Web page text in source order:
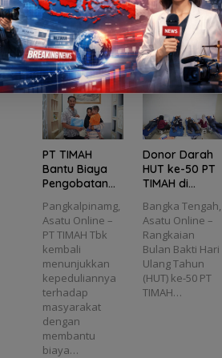
Ringan
kan
Beban
Keluar
ga
PT
TIMAH
Berbag
Kebah
agiaan
dengan
menunjukkan
komitmennya
dalam
mendukung
peningkatan…
PT TIMAH
Bantu Biaya
Pengobatan
Pangkalpinang
, Ringankan
Beban
Keluarga
Pangkalpinamg,
Asatu Online –
PT TIMAH Tbk
kembali
menunjukkan
kepeduliannya
terhadap
masyarakat
dengan
membantu
biaya…
Donor Darah
HUT ke-50 PT
TIMAH di
Tengah
Kumpulkan 55
Kantong
Darah
Bangka Tengah,
Asatu Online –
Rangkaian
Bulan Bakti Hari
Ulang Tahun
(HUT) ke-50 PT
TIMAH…